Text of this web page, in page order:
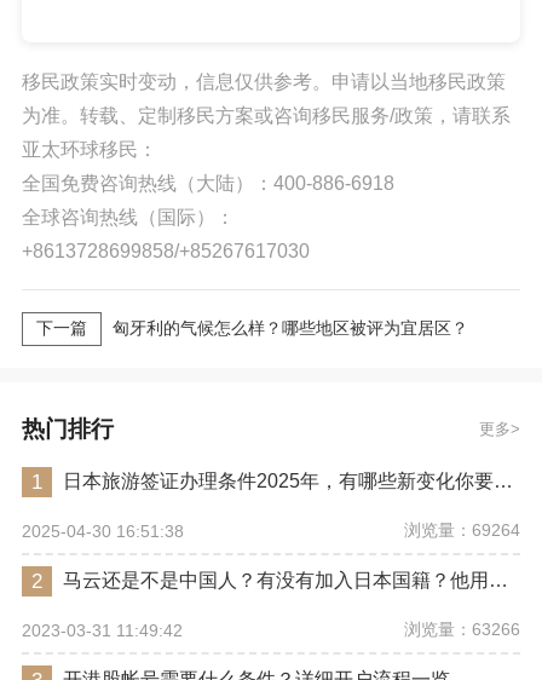
移民政策实时变动，信息仅供参考。申请以当地移民政策
为准。转载、定制移民方案或咨询移民服务/政策，请联系
亚太环球移民：
全国免费咨询热线（大陆）：400-886-6918
全球咨询热线（国际）：
+8613728699858/+85267617030
下一篇 匈牙利的气候怎么样？哪些地区被评为宜居区？
热门排行 更多
1 日本旅游签证办理条件2025年，有哪些新变化你要注意？
2025-04-30 16:51:38 浏览量：69264
2 马云还是不是中国人？有没有加入日本国籍？他用了哪些身份畅行世界？
2023-03-31 11:49:42 浏览量：63266